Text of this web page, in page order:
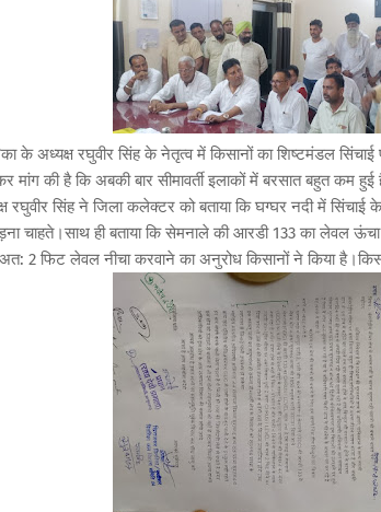
के अध्यक्ष रघुवीर सिंह के नेतृत्व में किसानों का शिष्टमंडल
मांग की है कि अबकी बार सीमावर्ती इलाकों में बरसात बहुत
रघुवीर सिंह ने जिला कलेक्टर को बताया कि घग्घर नदी में सिंचाई
चाहते।साथ ही बताया कि सेमनाले की आरडी 133 का लेवल
2 फिट लेवल नीचा करवाने का अनुरोध किसानों ने किया